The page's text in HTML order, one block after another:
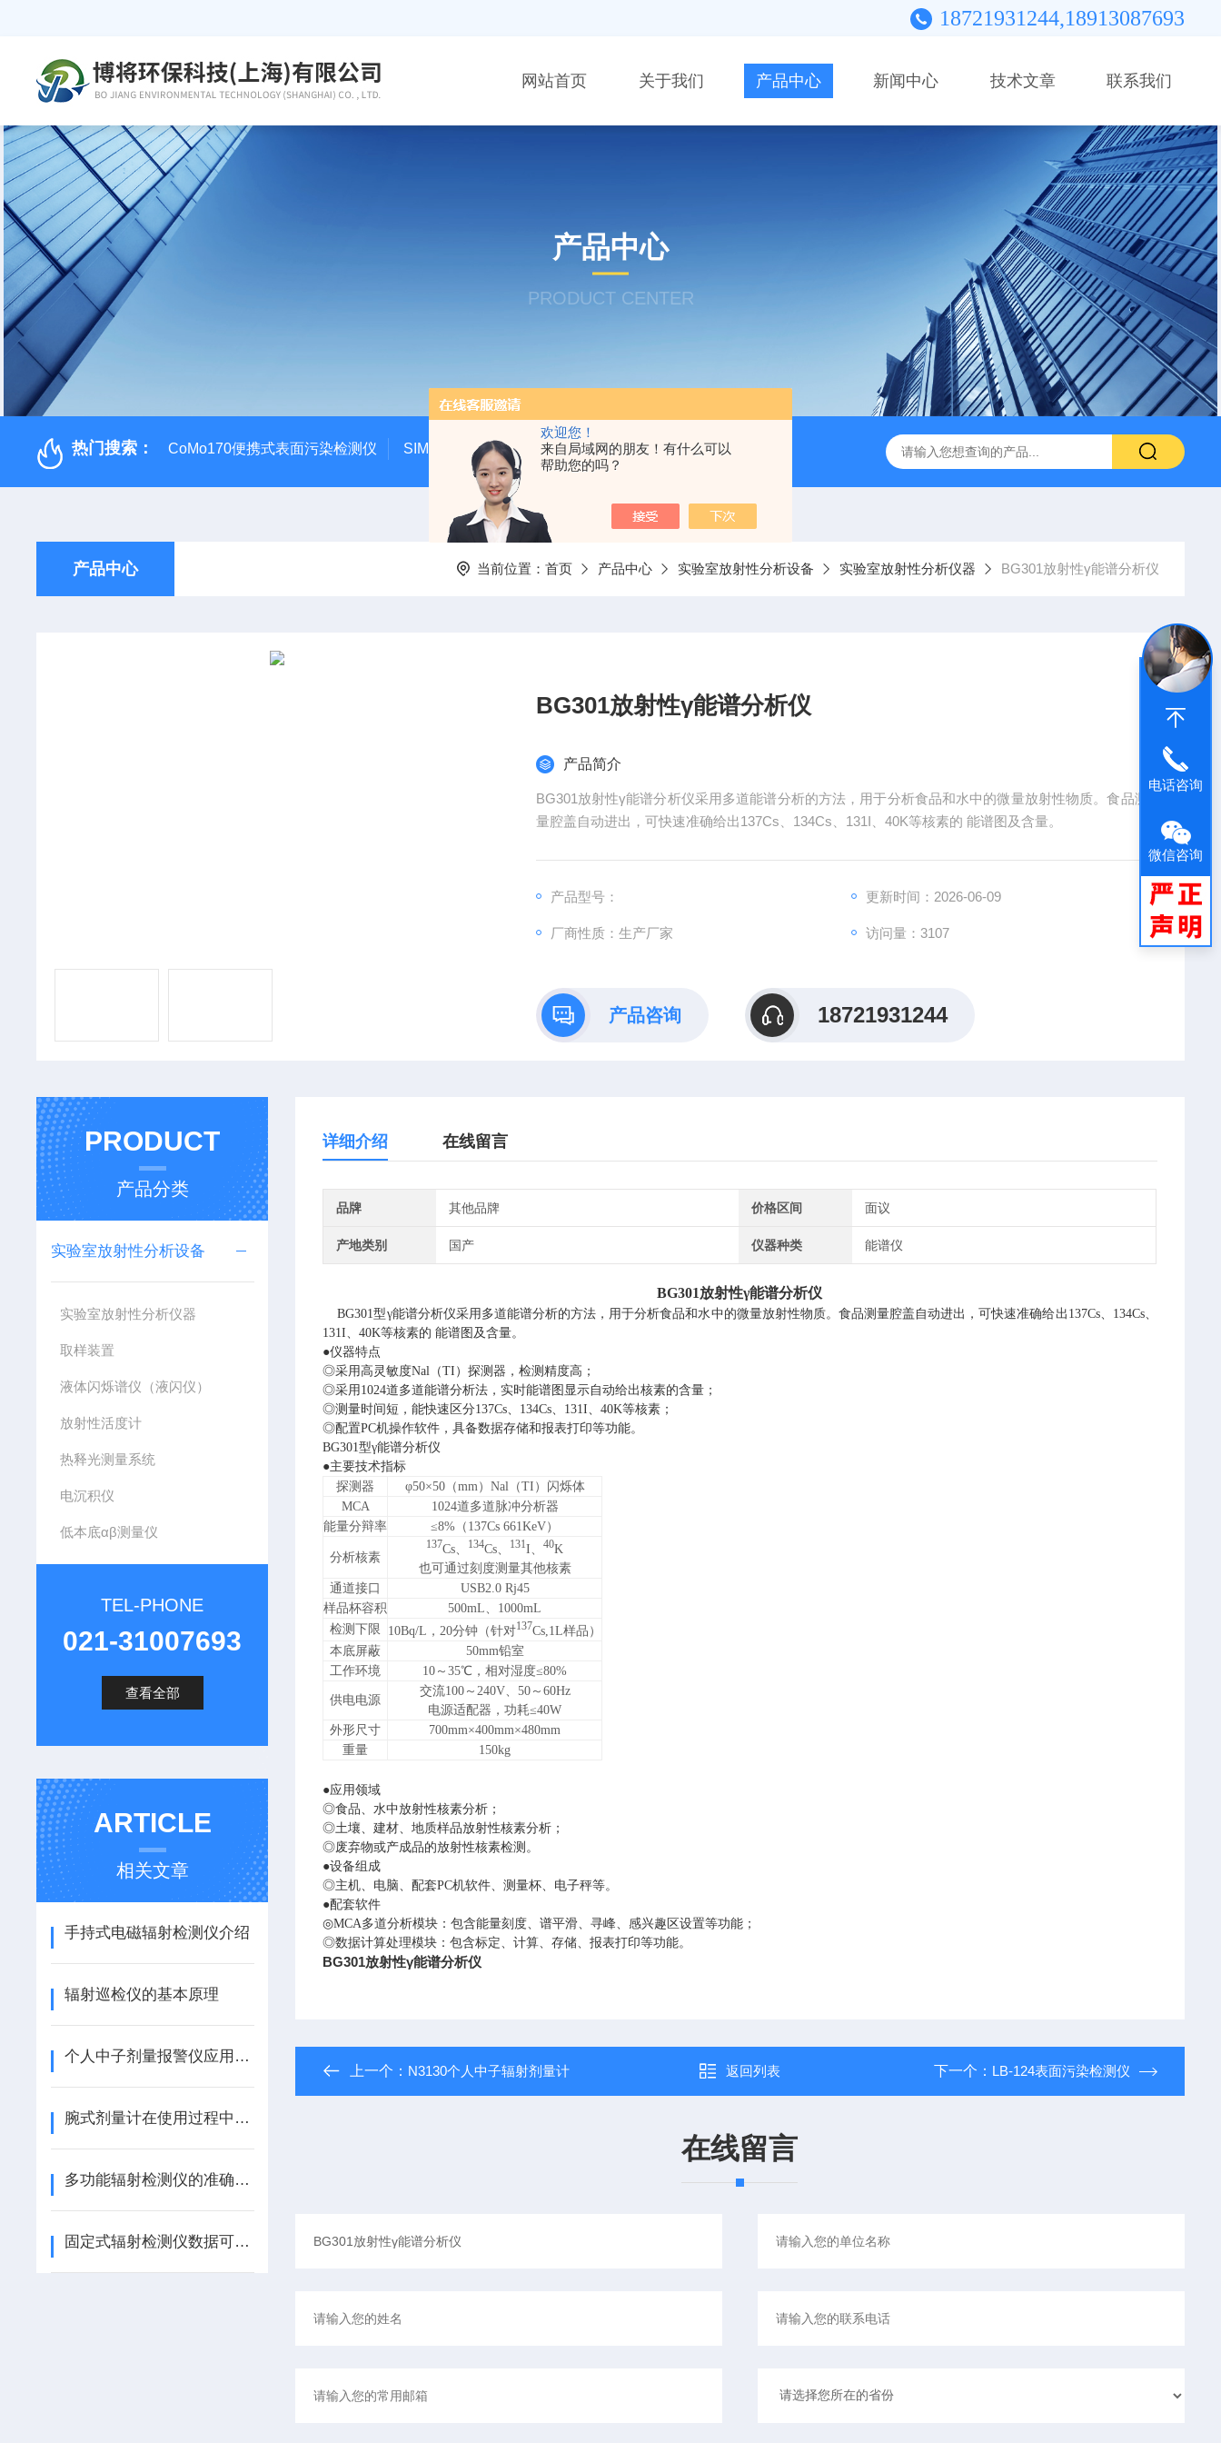
欢迎您！
来自局域网的朋友！有什么可以
帮助您的吗？
18721931244,18913087693
网站首页 关于我们 产品中心 新闻中心 技术文章 联系我们
产品中心
PRODUCT CENTER
热门搜索： CoMo170便携式表面污染检测仪 SIM-MAX LSA3000超低本底液体闪烁谱仪 LSC-8000液闪仪实验分析设备 手持式背散射检查仪 中子个人剂量报警仪
产品中心 当前位置： 首页 产品中心 实验室放射性分析设备 实验室放射性分析仪器 BG301放射性γ能谱分析仪
BG301放射性γ能谱分析仪
产品简介
BG301放射性γ能谱分析仪采用多道能谱分析的方法，用于分析食品和水中的微量放射性物质。食品测
量腔盖自动进出，可快速准确给出137Cs、134Cs、131I、40K等核素的 能谱图及含量。
产品型号： 更新时间：2026-06-09
厂商性质：生产厂家 访问量：3107
产品咨询 18721931244
PRODUCT
产品分类
实验室放射性分析设备
实验室放射性分析仪器
取样装置
液体闪烁谱仪（液闪仪）
放射性活度计
热释光测量系统
电沉积仪
低本底αβ测量仪
TEL-PHONE
021-31007693
查看全部
ARTICLE
相关文章
手持式电磁辐射检测仪介绍
辐射巡检仪的基本原理
个人中子剂量报警仪应用于煤矿涉源人员安全防护
腕式剂量计在使用过程中你会明显觉得那些好处
多功能辐射检测仪的准确度与关键影响因素分析
固定式辐射检测仪数据可输出到其它装置
详细介绍 在线留言
品牌 其他品牌 价格区间 面议
产地类别 国产 仪器种类 能谱仪
BG301放射性γ能谱分析仪
BG301型γ能谱分析仪采用多道能谱分析的方法，用于分析食品和水中的微量放射性物质。食品测量腔盖自动进出，可快速准确给出137Cs、134Cs、
131I、40K等核素的 能谱图及含量。
●仪器特点
◎采用高灵敏度Nal（TI）探测器，检测精度高；
◎采用1024道多道能谱分析法，实时能谱图显示自动给出核素的含量；
◎测量时间短，能快速区分137Cs、134Cs、131I、40K等核素；
◎配置PC机操作软件，具备数据存储和报表打印等功能。
BG301型γ能谱分析仪
●主要技术指标
探测器
φ50×50（mm）Nal（TI）闪烁体
MCA
1024道多道脉冲分析器
能量分辩率
≤8%（137Cs 661KeV）
分析核素
137Cs、 134Cs、 131I、40K
也可通过刻度测量其他核素
通道接口
USB2.0 Rj45
样品杯容积
500mL、1000mL
检测下限
10Bq/L，20分钟（针对137Cs,1L样品）
本底屏蔽
50mm铅室
工作环境
10～35℃，相对湿度≤80%
供电电源
交流100～240V、50～60Hz
电源适配器，功耗≤40W
外形尺寸
700mm×400mm×480mm
重量
150kg
●应用领域
◎食品、水中放射性核素分析；
◎土壤、建材、地质样品放射性核素分析；
◎废弃物或产成品的放射性核素检测。
●设备组成
◎主机、电脑、配套PC机软件、测量杯、电子秤等。
●配套软件
◎MCA多道分析模块：包含能量刻度、谱平滑、寻峰、感兴趣区设置等功能；
◎数据计算处理模块：包含标定、计算、存储、报表打印等功能。
BG301放射性γ能谱分析仪
上一个： N3130个人中子辐射剂量计 返回列表 下一个： LB-124表面污染检测仪
在线留言
电话咨询
微信咨询